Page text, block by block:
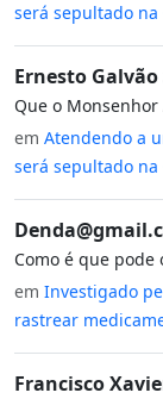
será sepultado na
Ernesto
Que o
em Atendendo a
será sepultado na
Como é que
em Investigado
rastrear
Francisco